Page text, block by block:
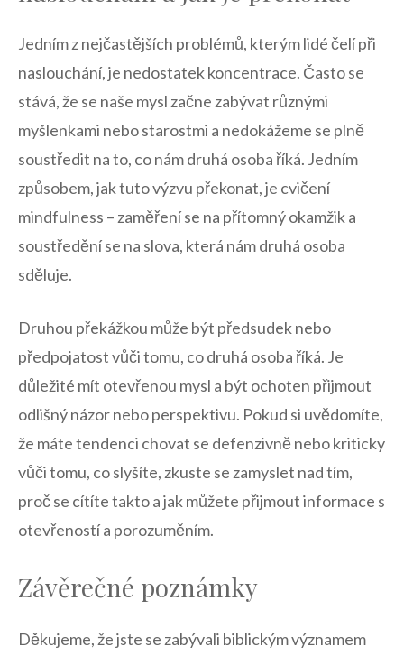
Jedním z ⁣nejčastějších problémů,​ kterým lidé čelí ⁣při
naslouchání, je nedostatek koncentrace. Často se
stává, že se naše mysl začne zabývat ‍různými
myšlenkami nebo starostmi a nedokážeme se ‍plně
soustředit na to, co nám druhá ⁣osoba říká. Jedním
způsobem, jak‌ tuto výzvu překonat, je cvičení ​
mindfulness – zaměření se na přítomný okamžik⁤ a
⁣soustředění se⁢ na‍ slova, která‌ nám‌ druhá osoba
sděluje.
Druhou překážkou⁤ může být předsudek ‍nebo
předpojatost vůči tomu, ⁢co druhá osoba říká. ⁣Je
důležité mít otevřenou‍ mysl a ​být ochoten⁤ přijmout‍
odlišný ​názor nebo perspektivu. ⁣Pokud si uvědomíte,
že⁣ máte ⁤tendenci ⁤chovat se defenzivně nebo kriticky
vůči tomu, co slyšíte, zkuste se ‌zamyslet nad⁢ tím,
proč se cítíte ‍takto a jak můžete přijmout ⁤informace s
otevřeností a porozuměním.
Závěrečné poznámky
Děkujeme, že jste se ⁢zabývali biblickým​ významem